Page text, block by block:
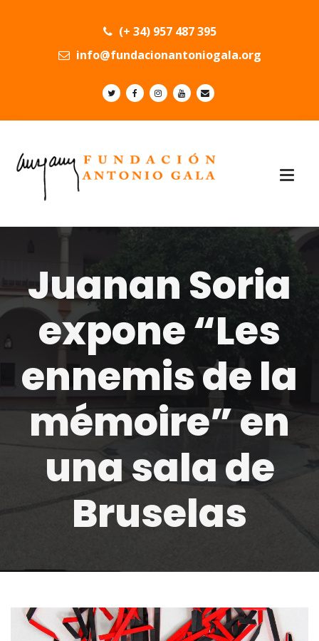
(+ 34) 957 487 395
info@fundacionantoniogala.org
Juanan Soria
expone “Les
ennemis de la
mémoire” en
una sala de
Bruselas